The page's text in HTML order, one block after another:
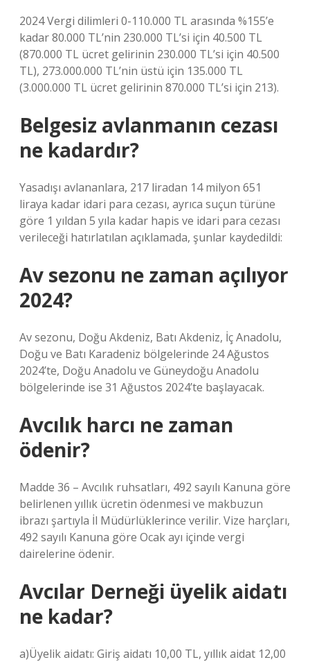
2024 Vergi dilimleri 0-110.000 TL arasında %155’e
kadar 80.000 TL’nin 230.000 TL’si için 40.500 TL
(870.000 TL ücret gelirinin 230.000 TL’si için 40.500
TL), 273.000.000 TL’nin üstü için 135.000 TL
(3.000.000 TL ücret gelirinin 870.000 TL’si için 213).
Belgesiz avlanmanın cezası
ne kadardır?
Yasadışı avlananlara, 217 liradan 14 milyon 651
liraya kadar idari para cezası, ayrıca suçun türüne
göre 1 yıldan 5 yıla kadar hapis ve idari para cezası
verileceği hatırlatılan açıklamada, şunlar kaydedildi:
Av sezonu ne zaman açılıyor
2024?
Av sezonu, Doğu Akdeniz, Batı Akdeniz, İç Anadolu,
Doğu ve Batı Karadeniz bölgelerinde 24 Ağustos
2024’te, Doğu Anadolu ve Güneydoğu Anadolu
bölgelerinde ise 31 Ağustos 2024’te başlayacak.
Avcılık harcı ne zaman
ödenir?
Madde 36 – Avcılık ruhsatları, 492 sayılı Kanuna göre
belirlenen yıllık ücretin ödenmesi ve makbuzun
ibrazı şartıyla İl Müdürlüklerince verilir. Vize harçları,
492 sayılı Kanuna göre Ocak ayı içinde vergi
dairelerine ödenir.
Avcılar Derneği üyelik aidatı
ne kadar?
a)Üyelik aidatı: Giriş aidatı 10,00 TL, yıllık aidat 12,00